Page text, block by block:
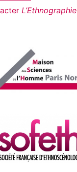
L’Ethnographie
partenaires